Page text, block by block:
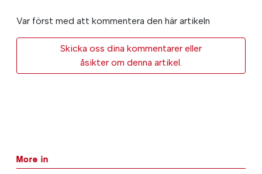
Var först med att kommentera den här artikeln
Skicka oss dina kommentarer eller
åsikter om denna artikel.
More in